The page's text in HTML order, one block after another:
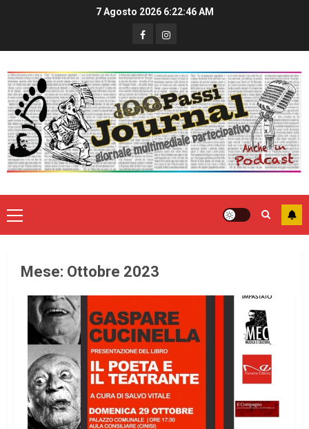
7 Agosto 2026 6:22:47 AM
Mese: Ottobre 2023